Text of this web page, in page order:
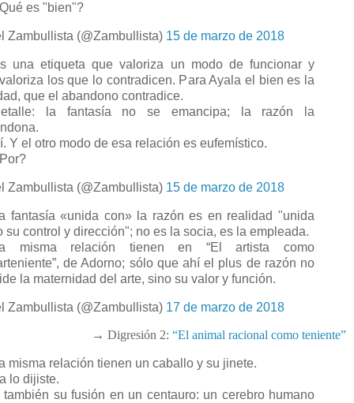
es "bien"?
Zambullista (@Zambullista) 15 de marzo de 2018
una etiqueta que valoriza un modo de funcionar y
los que lo contradicen. Para Ayala el bien es la
que el abandono contradice.
la fantasía no se emancipa; la razón la
Y el otro modo de esa relación es eufemístico.
Zambullista (@Zambullista) 15 de marzo de 2018
fantasía «unida con» la razón es en realidad "unida
su control y dirección"; no es la socia, es la empleada.
misma relación tienen en “El artista como
de Adorno; sólo que ahí el plus de razón no
la maternidad del arte, sino su valor y función.
Zambullista (@Zambullista) 17 de marzo de 2018
→ Digresión 2: “El animal racional como teniente”
misma relación tienen un caballo y su jinete.
lo dijiste.
su fusión en un centauro: un cerebro humano